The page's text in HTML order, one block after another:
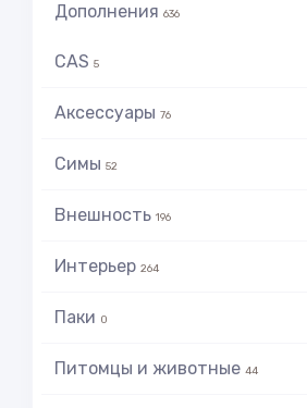
Дополнения 636
CAS 5
Аксессуары 76
Симы 52
Внешность 196
Интерьер 264
Паки 0
Питомцы и животные 44